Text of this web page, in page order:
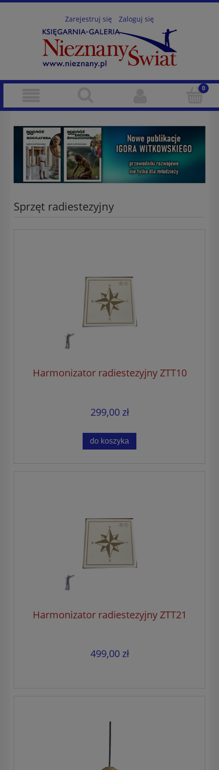
Zarejestruj się Zaloguj się
Sprzęt radiestezyjny
Harmonizator radiestezyjny ZTT10
299,00 zł
do koszyka
Harmonizator radiestezyjny ZTT21
499,00 zł